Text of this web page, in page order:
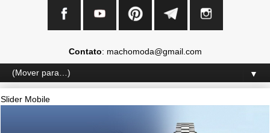
Contato: machomoda@gmail.com
▼
Slider Mobile